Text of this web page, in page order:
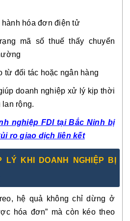
hành hóa đơn điện tử
mã số thuế thấy chuyển
từ đối tác hoặc ngân hàng
doanh nghiệp xử lý kịp thời
rộng.
nghiệp FDI tại Bắc Ninh bị
ro giao dịch liên kết
LÝ KHI DOANH NGHIỆP BỊ
hệ quả không chỉ dừng ở
hóa đơn” mà còn kéo theo